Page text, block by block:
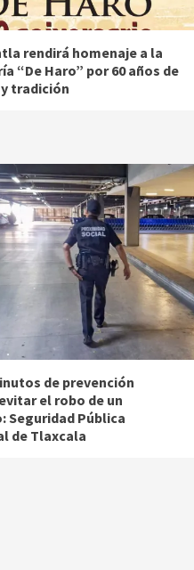
rendirá homenaje a la
“De Haro” por 60 años de
tradición
de prevención
el robo de un
Seguridad Pública
de Tlaxcala